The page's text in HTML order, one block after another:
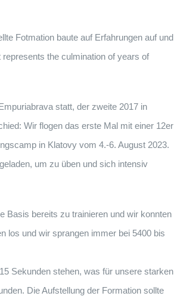
Fotmation baute auf Erfahrungen auf und
the culmination of years of
statt, der zweite 2017 in
Wir flogen das erste Mal mit einer 12er
in Klatovy vom 4.-6. August 2023.
um zu üben und sich intensiv
Basis bereits zu trainieren und wir konnten
los und wir sprangen immer bei 5400 bis
Sekunden stehen, was für unsere starken
Die Aufstellung der Formation sollte